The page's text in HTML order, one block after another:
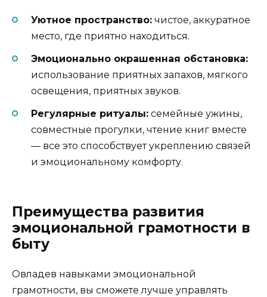
Уютное пространство: чистое, аккуратное
место, где приятно находиться.
Эмоционально окрашенная обстановка:
использование приятных запахов, мягкого
освещения, приятных звуков.
Регулярные ритуалы: семейные ужины,
совместные прогулки, чтение книг вместе
— все это способствует укреплению связей
и эмоциональному комфорту.
Преимущества развития
эмоциональной грамотности в
быту
Овладев навыками эмоциональной
грамотности, вы сможете лучше управлять